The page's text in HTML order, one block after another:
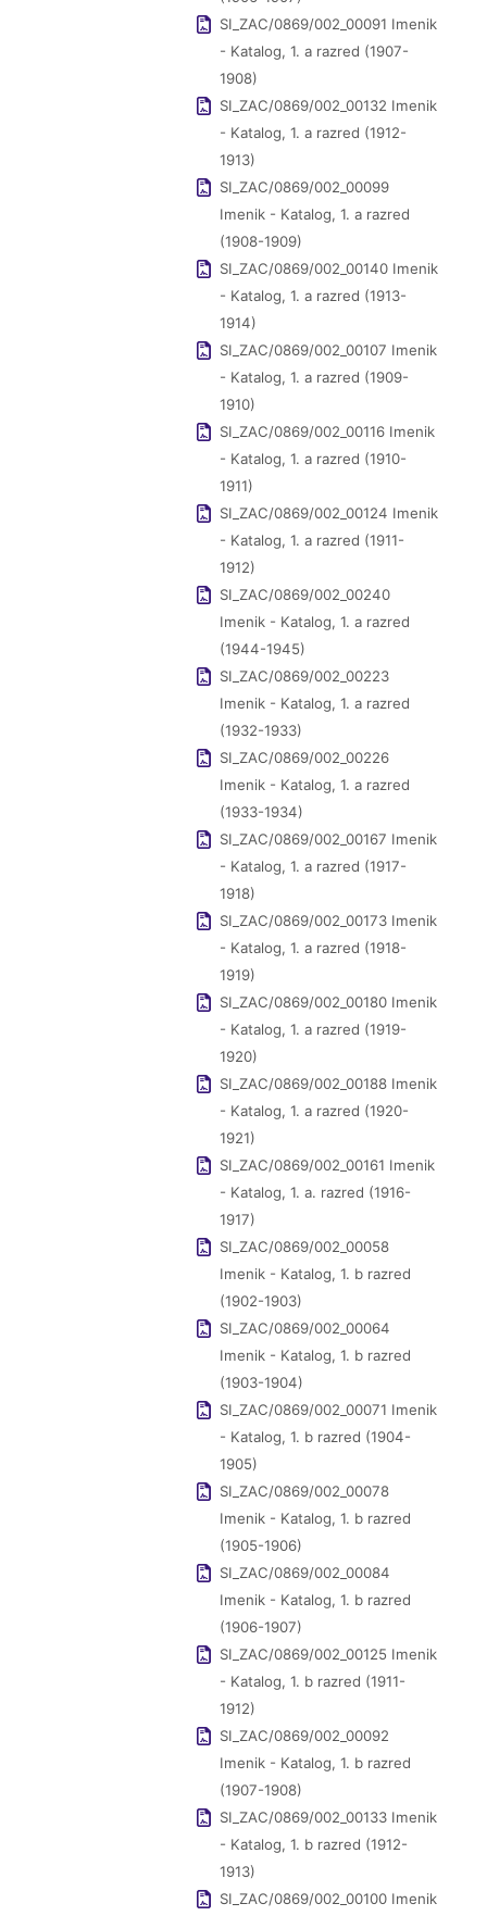
SI_ZAC/0869/002_00091 Imenik
- Katalog, 1. a razred (1907-
1908)
SI_ZAC/0869/002_00132 Imenik
- Katalog, 1. a razred (1912-
1913)
SI_ZAC/0869/002_00099
Imenik - Katalog, 1. a razred
(1908-1909)
SI_ZAC/0869/002_00140 Imenik
- Katalog, 1. a razred (1913-
1914)
SI_ZAC/0869/002_00107 Imenik
- Katalog, 1. a razred (1909-
1910)
SI_ZAC/0869/002_00116 Imenik
- Katalog, 1. a razred (1910-
1911)
SI_ZAC/0869/002_00124 Imenik
- Katalog, 1. a razred (1911-
1912)
SI_ZAC/0869/002_00240
Imenik - Katalog, 1. a razred
(1944-1945)
SI_ZAC/0869/002_00223
Imenik - Katalog, 1. a razred
(1932-1933)
SI_ZAC/0869/002_00226
Imenik - Katalog, 1. a razred
(1933-1934)
SI_ZAC/0869/002_00167 Imenik
- Katalog, 1. a razred (1917-
1918)
SI_ZAC/0869/002_00173 Imenik
- Katalog, 1. a razred (1918-
1919)
SI_ZAC/0869/002_00180 Imenik
- Katalog, 1. a razred (1919-
1920)
SI_ZAC/0869/002_00188 Imenik
- Katalog, 1. a razred (1920-
1921)
SI_ZAC/0869/002_00161 Imenik
- Katalog, 1. a. razred (1916-
1917)
SI_ZAC/0869/002_00058
Imenik - Katalog, 1. b razred
(1902-1903)
SI_ZAC/0869/002_00064
Imenik - Katalog, 1. b razred
(1903-1904)
SI_ZAC/0869/002_00071 Imenik
- Katalog, 1. b razred (1904-
1905)
SI_ZAC/0869/002_00078
Imenik - Katalog, 1. b razred
(1905-1906)
SI_ZAC/0869/002_00084
Imenik - Katalog, 1. b razred
(1906-1907)
SI_ZAC/0869/002_00125 Imenik
- Katalog, 1. b razred (1911-
1912)
SI_ZAC/0869/002_00092
Imenik - Katalog, 1. b razred
(1907-1908)
SI_ZAC/0869/002_00133 Imenik
- Katalog, 1. b razred (1912-
1913)
SI_ZAC/0869/002_00100 Imenik